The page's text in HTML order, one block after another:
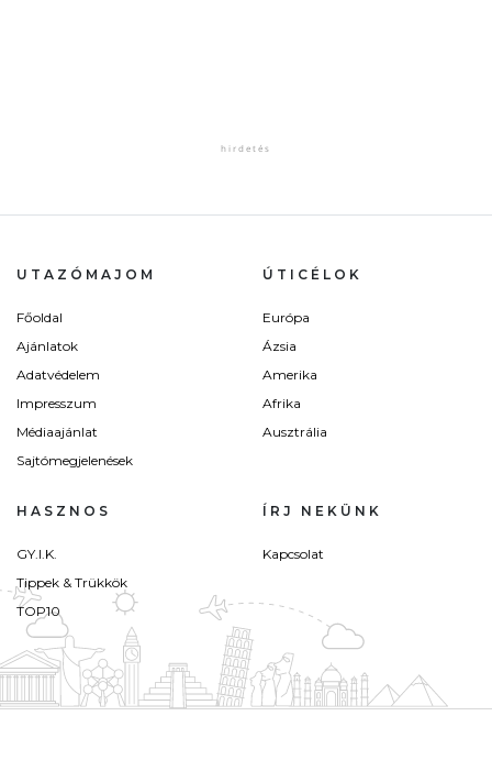
UTAZÓMAJOM
Főoldal
Ajánlatok
Adatvédelem
Impresszum
Médiaajánlat
Sajtómegjelenések
ÚTICÉLOK
Európa
Ázsia
Amerika
Afrika
Ausztrália
HASZNOS
GY.I.K.
Tippek & Trükkök
TOP10
ÍRJ NEKÜNK
Kapcsolat